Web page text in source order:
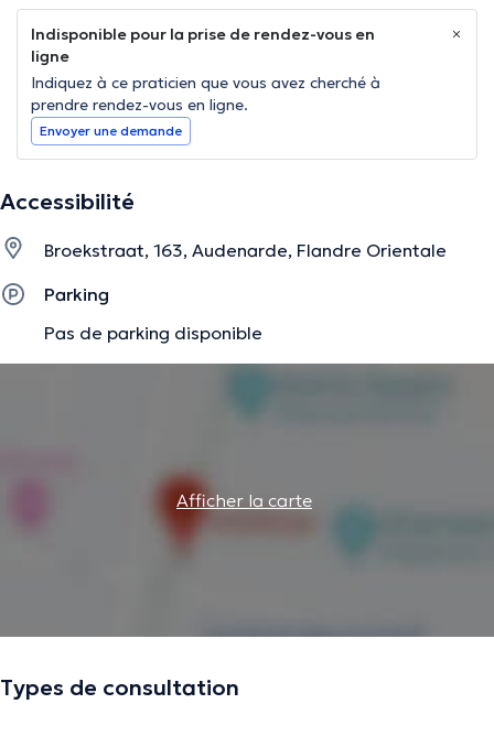
Indisponible pour la prise de rendez-vous en
ligne
Indiquez à ce praticien que vous avez cherché à
prendre rendez-vous en ligne.
Envoyer une demande
Accessibilité
Broekstraat, 163, Audenarde, Flandre Orientale
Parking
Pas de parking disponible
Afficher la carte
Types de consultation